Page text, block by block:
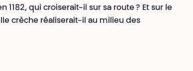
1182, qui croiserait-il sur sa route ? Et sur le
crèche réaliserait-il au milieu des